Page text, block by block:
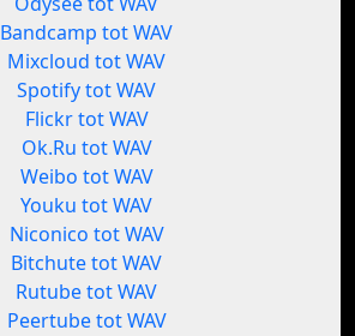
Bandcamp tot WAV
Mixcloud tot WAV
Spotify tot WAV
Flickr tot WAV
Ok.Ru tot WAV
Weibo tot WAV
Youku tot WAV
Niconico tot WAV
Bitchute tot WAV
Rutube tot WAV
Peertube tot WAV